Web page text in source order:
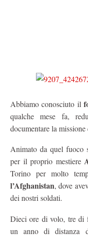
Abbiamo conosciuto il
qualche mese fa,
documentare la
Animato da quel fuoco
per il proprio mestiere
Torino per molto
l’Afghanistan, dove
dei nostri soldati.
Dieci ore di volo, tre di
un anno di distanza